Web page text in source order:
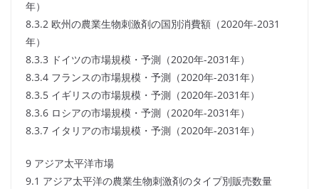
年）
8.3.2 欧州の農業生物刺激剤の国別消費額（2020年-2031
年）
8.3.3 ドイツの市場規模・予測（2020年-2031年）
8.3.4 フランスの市場規模・予測（2020年-2031年）
8.3.5 イギリスの市場規模・予測（2020年-2031年）
8.3.6 ロシアの市場規模・予測（2020年-2031年）
8.3.7 イタリアの市場規模・予測（2020年-2031年）
9 アジア太平洋市場
9.1 アジア太平洋の農業生物刺激剤のタイプ別販売数量